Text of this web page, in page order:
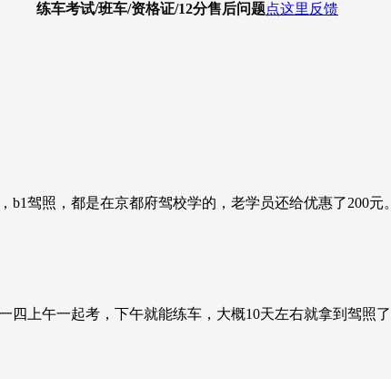
练车考试/班车/资格证/12分售后问题点这里反馈
驾照，都是在京都府驾校学的，老学员还给优惠了200元。
上午一起考，下午就能练车，大概10天左右就拿到驾照